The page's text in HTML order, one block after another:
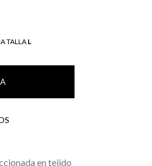
TALLAL
en tejido